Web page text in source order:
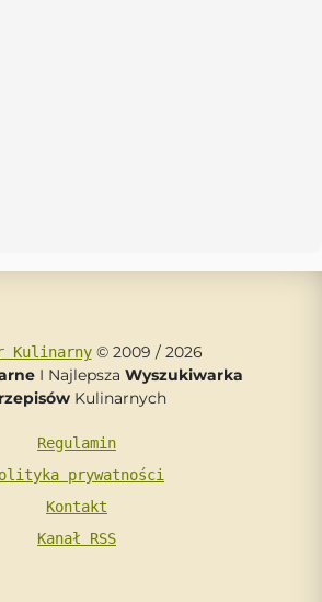
Kulinarny© 2009 / 2026
I Najlepsza Wyszukiwarka
Kulinarnych
Regulamin
prywatności
Kontakt
Kanał RSS